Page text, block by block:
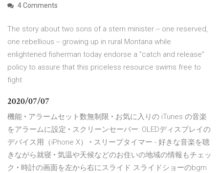
4 Comments
The story about two sons of a stern minister -- one reserved,
one rebellious -- growing up in rural Montana while
enlightened fisherman today endorse a "catch and release"
policy to assure that this priceless resource swims free to
fight
2020/07/07
‎機能 • アラームセット数無制限 • お気に入りの iTunes の音楽
をアラームに設定 • スクリーンセーバー: OLEDディスプレイの
デバイス用（iPhone X） • スリープタイマー - 好きな音楽を聴
きながら就寝 • 気温や天候などのお住いの地域の情報もチェッ
ク • 時計の画面を左から右にスライド スライドショーのbgm